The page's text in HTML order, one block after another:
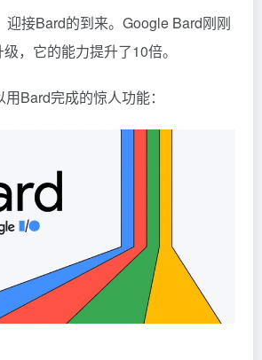
迎接Bard的到来。Google Bard刚刚
，它的能力提升了10倍。
Bard完成的惊人功能：